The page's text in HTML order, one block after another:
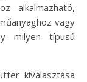
alkalmazható,
vagy
milyen típusú
kiválasztása